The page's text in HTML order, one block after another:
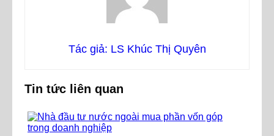
Tác giả: LS Khúc Thị Quyên
Tin tức liên quan